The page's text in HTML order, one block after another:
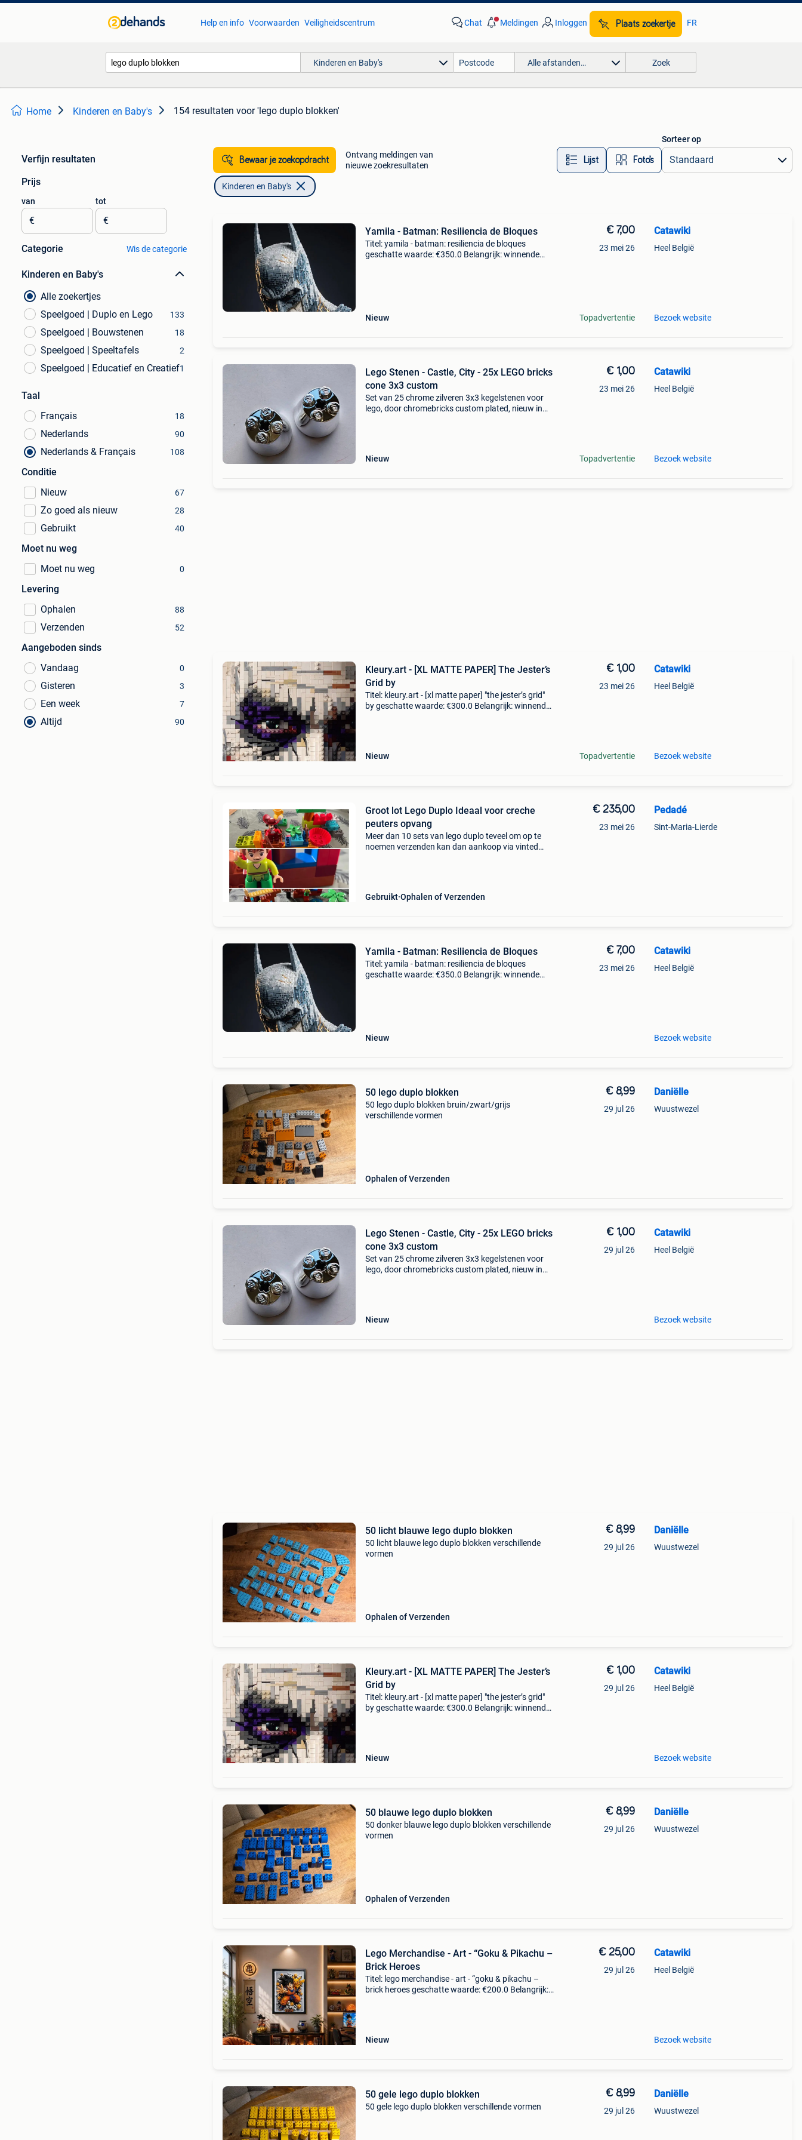
Help en info Voorwaarden Veiligheidscentrum Chat Meldingen Inloggen Plaats zoekertje FR
Kinderen en Baby's Alle afstanden… Zoek
Home Kinderen en Baby's 154 resultaten voor 'lego duplo blokken'
Verfijn resultaten
Prijs
van
€
tot
€
Categorie Wis de categorie
Kinderen en Baby's
Alle zoekertjes
Speelgoed | Duplo en Lego
133
Speelgoed | Bouwstenen 18
Speelgoed | Speeltafels 2
Speelgoed | Educatief en Creatief1
Taal
Français
18
Nederlands 90
Nederlands & Français 108
Conditie
Nieuw
67
Zo goed als nieuw 28
Gebruikt 40
Moet nu weg
Moet nu weg
0
Levering
Ophalen
88
Verzenden 52
Aangeboden sinds
Vandaag
0
Gisteren 3
Een week 7
Altijd 90
Bewaar je zoekopdracht
Ontvang meldingen van
nieuwe zoekresultaten
Lijst Foto’s
Sorteer op
Kinderen en Baby's
Yamila - Batman: Resiliencia de Bloques
Titel: yamila - batman: resiliencia de bloques
geschatte waarde: €350.0 Belangrijk: winnende
Nieuw
€ 7,00
23 mei 26
Topadvertentie
Catawiki
Heel België
Bezoek website
Lego Stenen - Castle, City - 25x LEGO bricks
cone 3x3 custom
Set van 25 chrome zilveren 3x3 kegelstenen voor
lego, door chromebricks custom plated, nieuw in
Nieuw
€ 1,00
23 mei 26
Topadvertentie
Catawiki
Heel België
Bezoek website
Kleury.art - [XL MATTE PAPER] The Jester’s
Grid by
Titel: kleury.art - [xl matte paper] "the jester’s grid"
by geschatte waarde: €300.0 Belangrijk: winnende
Nieuw
€ 1,00
23 mei 26
Topadvertentie
Catawiki
Heel België
Bezoek website
Groot lot Lego Duplo Ideaal voor creche
peuters opvang
Meer dan 10 sets van lego duplo teveel om op te
noemen verzenden kan dan aankoop via vinted
Gebruikt Ophalen of Verzenden
€ 235,00
23 mei 26
Pedadé
Sint-Maria-Lierde
Yamila - Batman: Resiliencia de Bloques
Titel: yamila - batman: resiliencia de bloques
geschatte waarde: €350.0 Belangrijk: winnende
Nieuw
€ 7,00
23 mei 26
Catawiki
Heel België
Bezoek website
50 lego duplo blokken
50 lego duplo blokken bruin/zwart/grijs
verschillende vormen
Ophalen of Verzenden
€ 8,99
29 jul 26
Daniëlle
Wuustwezel
Lego Stenen - Castle, City - 25x LEGO bricks
cone 3x3 custom
Set van 25 chrome zilveren 3x3 kegelstenen voor
lego, door chromebricks custom plated, nieuw in
Nieuw
€ 1,00
29 jul 26
Catawiki
Heel België
Bezoek website
50 licht blauwe lego duplo blokken
50 licht blauwe lego duplo blokken verschillende
vormen
Ophalen of Verzenden
€ 8,99
29 jul 26
Daniëlle
Wuustwezel
Kleury.art - [XL MATTE PAPER] The Jester’s
Grid by
Titel: kleury.art - [xl matte paper] "the jester’s grid"
by geschatte waarde: €300.0 Belangrijk: winnende
Nieuw
€ 1,00
29 jul 26
Catawiki
Heel België
Bezoek website
50 blauwe lego duplo blokken
50 donker blauwe lego duplo blokken verschillende
vormen
Ophalen of Verzenden
€ 8,99
29 jul 26
Daniëlle
Wuustwezel
Lego Merchandise - Art - “Goku & Pikachu –
Brick Heroes
Titel: lego merchandise - art - “goku & pikachu –
brick heroes geschatte waarde: €200.0 Belangrijk:
Nieuw
€ 25,00
29 jul 26
Catawiki
Heel België
Bezoek website
50 gele lego duplo blokken
50 gele lego duplo blokken verschillende vormen
€ 8,99
29 jul 26
Daniëlle
Wuustwezel